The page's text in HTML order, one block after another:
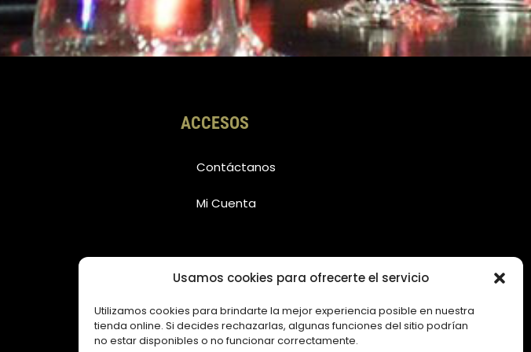
Usamos cookies para ofrecerte el servicio
Utilizamos cookies para brindarte la mejor experiencia posible en nuestra
tienda online. Si decides rechazarlas, algunas funciones del sitio podrían
no estar disponibles o no funcionar correctamente.
a
m
ACCESOS
Contáctanos
Mi Cuenta